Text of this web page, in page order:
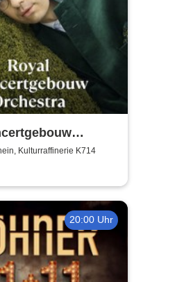
Víkingur Ólafsson
Kulturraffinerie K714
20:00 Uhr